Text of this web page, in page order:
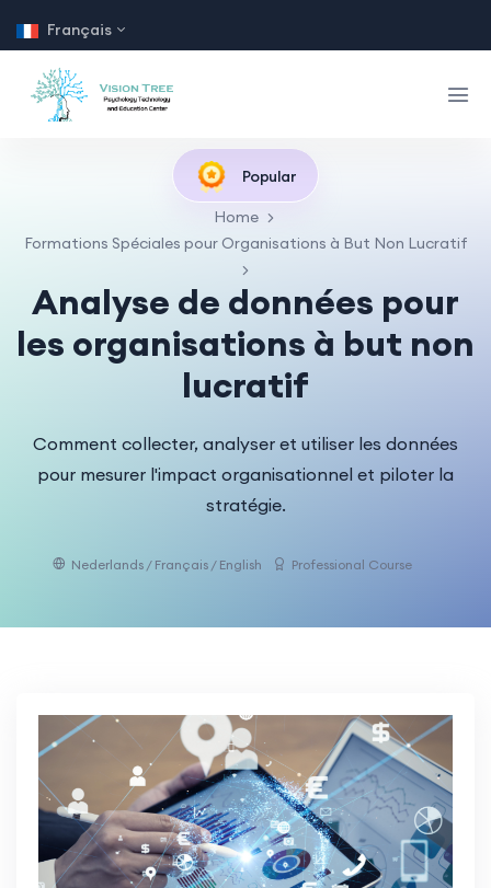
Français
Popular
Home
Formations Spéciales pour Organisations à But Non Lucratif
Analyse de données pour
les organisations à but non
lucratif
Comment collecter, analyser et utiliser les données
pour mesurer l'impact organisationnel et piloter la
stratégie.
Nederlands / Français / English Professional Course